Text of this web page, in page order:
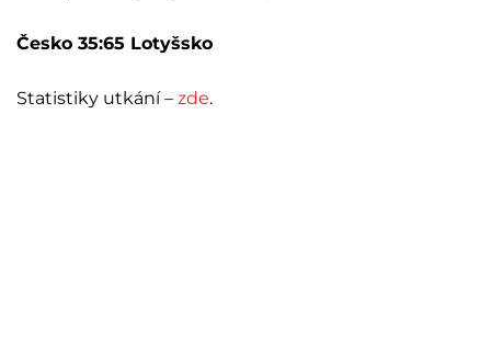
Česko 35:65 Lotyšsko
Statistiky utkání – zde.